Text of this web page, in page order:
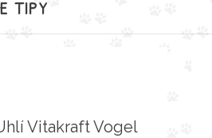
Vitakraft Vogel